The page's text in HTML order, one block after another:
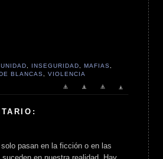
INSEGURIDAD ,MAFIAS
BLANCAS VIOLENCIA
pasan en la ficción o en las